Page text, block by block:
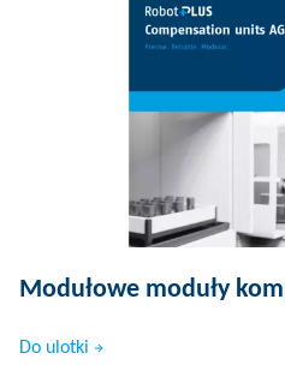
Modułowe moduły
Do ulotki